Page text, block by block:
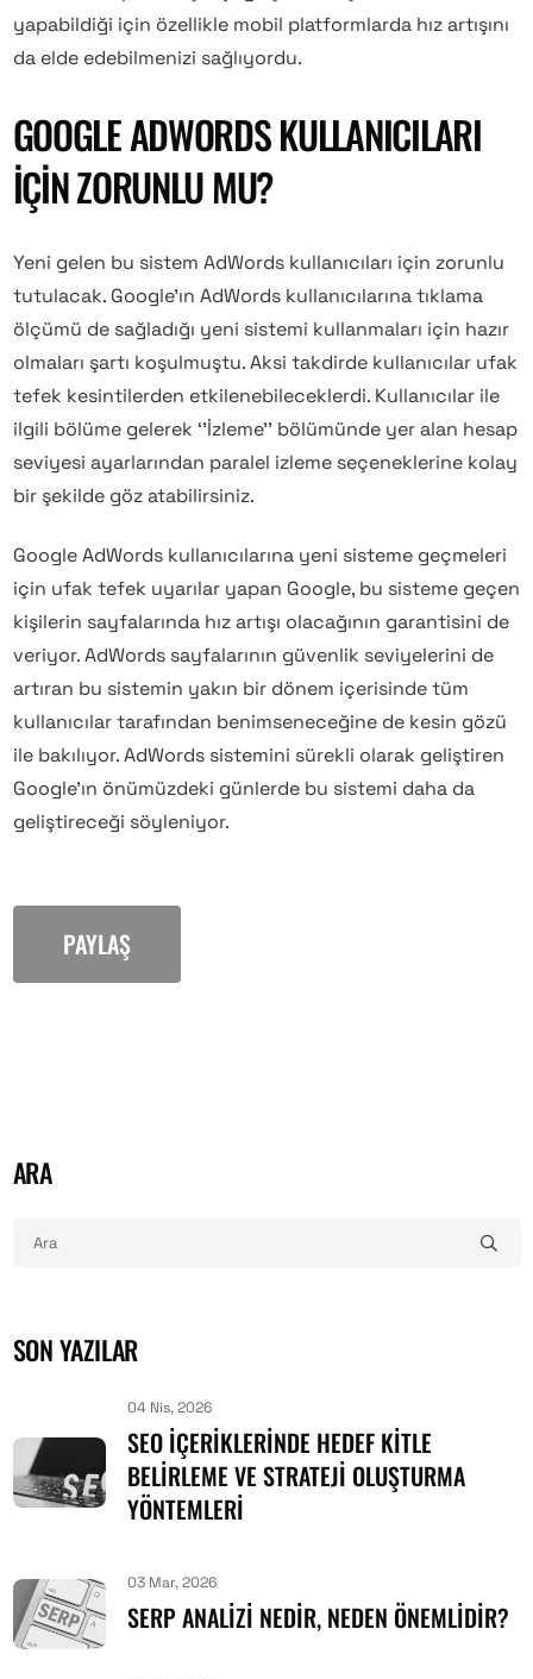
yapabildiği için özellikle mobil platformlarda hız artışını
da elde edebilmenizi sağlıyordu.
GOOGLE ADWORDS KULLANICILARI
IÇIN ZORUNLU MU?
Yeni gelen bu sistem AdWords kullanıcıları için zorunlu
tutulacak. Google’ın AdWords kullanıcılarına tıklama
ölçümü de sağladığı yeni sistemi kullanmaları için hazır
olmaları şartı koşulmuştu. Aksi takdirde kullanıcılar ufak
tefek kesintilerden etkilenebileceklerdi. Kullanıcılar ile
ilgili bölüme gelerek ‘’İzleme’’ bölümünde yer alan hesap
seviyesi ayarlarından paralel izleme seçeneklerine kolay
bir şekilde göz atabilirsiniz.
Google AdWords kullanıcılarına yeni sisteme geçmeleri
için ufak tefek uyarılar yapan Google, bu sisteme geçen
kişilerin sayfalarında hız artışı olacağının garantisini de
veriyor. AdWords sayfalarının güvenlik seviyelerini de
artıran bu sistemin yakın bir dönem içerisinde tüm
kullanıcılar tarafından benimseneceğine de kesin gözü
ile bakılıyor. AdWords sistemini sürekli olarak geliştiren
Google’ın önümüzdeki günlerde bu sistemi daha da
geliştireceği söyleniyor.
PAYLAŞ
ARA
SON YAZILAR
04 Nis, 2026
SEO İÇERIKLERINDE HEDEF KITLE
BELIRLEME VE STRATEJI OLUŞTURMA
YÖNTEMLERI
03 Mar, 2026
SERP ANALIZI NEDIR, NEDEN ÖNEMLIDIR?